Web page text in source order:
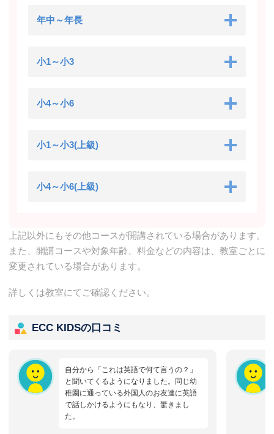
年中～年長
小1～小3
小4～小6
小1～小3(上級)
小4～小6(上級)
上記以外にもその他コースが開講されている場合があります。
また、開講コースや対象年齢、料金などの内容は、教室ごとに
変更されている場合があります。
詳しくは教室にてご確認ください。
ECC KIDSの口コミ
自分から「これは英語で何て言うの？」
と聞いてくるようになりました。同じ幼
稚園に通っている外国人のお友達に英語
で話しかけるようにもなり、驚きまし
た。